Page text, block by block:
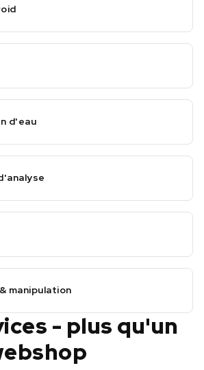
d'eau
manipulation
- plus qu'un